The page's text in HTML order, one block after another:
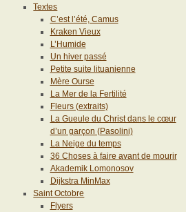
Textes
C’est l’été, Camus
Kraken Vieux
L’Humide
Un hiver passé
Petite suite lituanienne
Mère Ourse
La Mer de la Fertilité
Fleurs (extraits)
La Gueule du Christ dans le cœur
d’un garçon (Pasolini)
La Neige du temps
36 Choses à faire avant de mourir
Akademik Lomonosov
Dijkstra MinMax
Saint Octobre
Flyers